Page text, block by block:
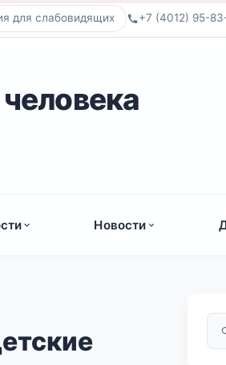
для слабовидящих +7 (4012) 95-
Новости